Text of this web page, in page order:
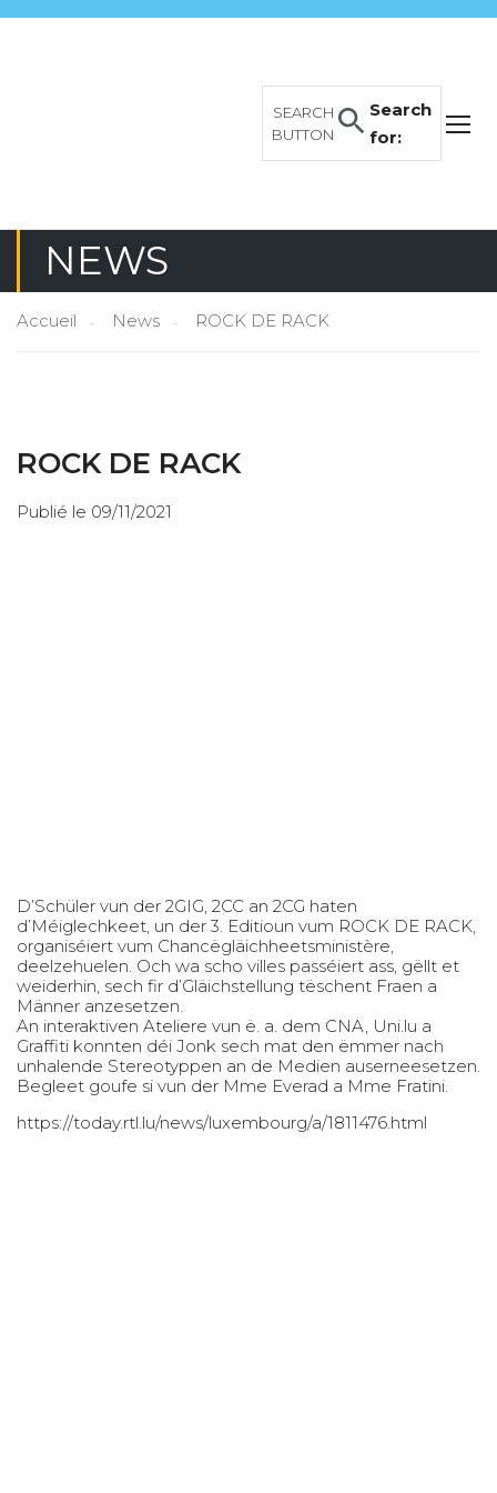
Search
for:
SEARCH
BUTTON
NEWS
Accueil News ROCK DE RACK
ROCK DE RACK
Publié le 09/11/2021
D’Schüler vun der 2GIG, 2CC an 2CG haten
d’Méiglechkeet, un der 3. Editioun vum ROCK DE RACK,
organiséiert vum Chancëgläichheetsministère,
deelzehuelen. Och wa scho villes passéiert ass, gëllt et
weiderhin, sech fir d’Gläichstellung tëschent Fraen a
Männer anzesetzen.
An interaktiven Ateliere vun ë. a. dem CNA, Uni.lu a
Graffiti konnten déi Jonk sech mat den ëmmer nach
unhalende Stereotyppen an de Medien auserneesetzen.
Begleet goufe si vun der Mme Everad a Mme Fratini.
https://today.rtl.lu/news/luxembourg/a/1811476.html